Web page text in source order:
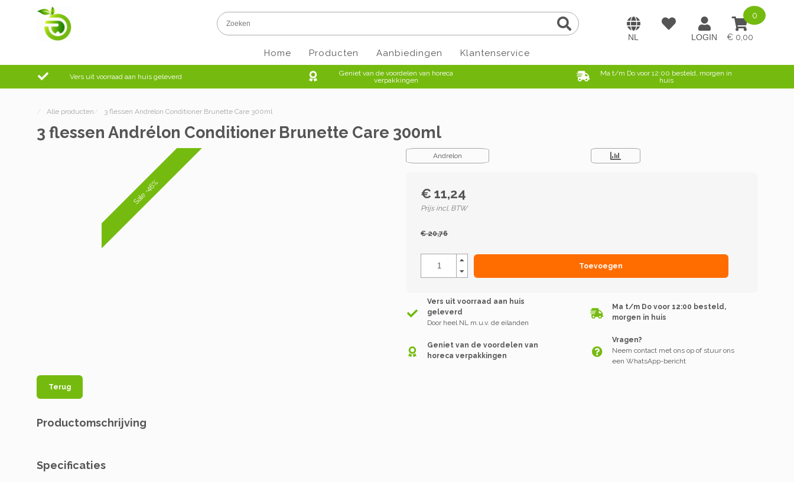
0,00
0
Home Producten Aanbiedingen Klantenservice
Vers uit voorraad aan huis geleverd
Geniet van de voordelen van horeca
verpakkingen
Ma t/m Do voor 12:00 besteld, morgen in
huis
/ Alle producten / 3 flessen Andrélon Conditioner Brunette Care 300ml
3 flessen Andrélon Conditioner Brunette Care 300ml
Sale -46%
Terug
Andrelon
€ 11,24
Prijs incl. BTW
€ 20,76
Toevoegen
Vers uit voorraad aan huis
geleverd
Door heel NL m.u.v. de eilanden
Ma t/m Do voor 12:00 besteld,
morgen in huis
Geniet van de voordelen van
horeca verpakkingen
Vragen?
Neem contact met ons op of stuur ons
een WhatsApp-bericht
Productomschrijving
Specificaties